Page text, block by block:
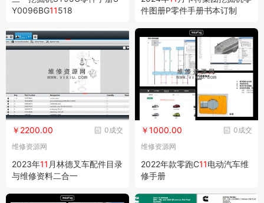
Y0096BG11518
件图册P零件手册书本订制
0成交
￥2200.00
维修资源网
2023年11 月林德叉车配件目录
与维修资料二合一
0成交
￥1000.00
维修资源网
2022年款零跑C11电动汽车维
修手册